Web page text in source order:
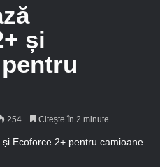
și
254 Citește în 2 minute